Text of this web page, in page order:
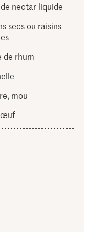
nectar liquide
secs ou raisins
de rhum
mou